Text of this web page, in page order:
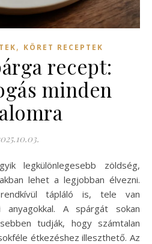
, KÖRET RECEPTEK
recept:
minden
lehet a legjobban élvezni.
tápláló is, tele van
anyagokkal. A spárgát sokan
tudják, hogy számtalan
étkezéshez illeszthető. Az